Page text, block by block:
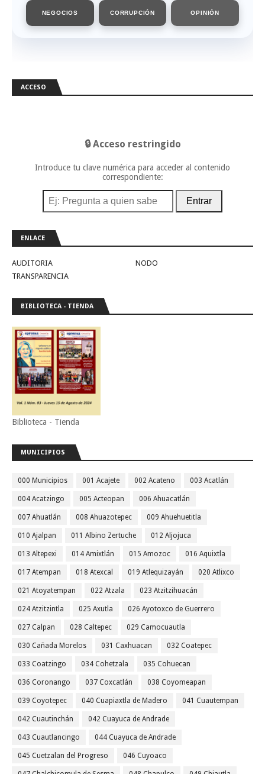
NEGOCIOS CORRUPCIÓN OPINIÓN
ACCESO
🔒 Acceso restringido
Introduce tu clave numérica para acceder al contenido
correspondiente:
Entrar
ENLACE
AUDITORIA
NODO
TRANSPARENCIA
BIBLIOTECA - TIENDA
Biblioteca - Tienda
MUNICIPIOS
000 Municipios 001 Acajete 002 Acateno 003 Acatlán
004 Acatzingo 005 Acteopan 006 Ahuacatlán
007 Ahuatlán 008 Ahuazotepec 009 Ahuehuetitla
010 Ajalpan 011 Albino Zertuche 012 Aljojuca
013 Altepexi 014 Amixtlán 015 Amozoc 016 Aquixtla
017 Atempan 018 Atexcal 019 Atlequizayán 020 Atlixco
021 Atoyatempan 022 Atzala 023 Atzitzihuacán
024 Atzitzintla 025 Axutla 026 Ayotoxco de Guerrero
027 Calpan 028 Caltepec 029 Camocuautla
030 Cañada Morelos 031 Caxhuacan 032 Coatepec
033 Coatzingo 034 Cohetzala 035 Cohuecan
036 Coronango 037 Coxcatlán 038 Coyomeapan
039 Coyotepec 040 Cuapiaxtla de Madero 041 Cuautempan
042 Cuautinchán 042 Cuayuca de Andrade
043 Cuautlancingo 044 Cuayuca de Andrade
045 Cuetzalan del Progreso 046 Cuyoaco